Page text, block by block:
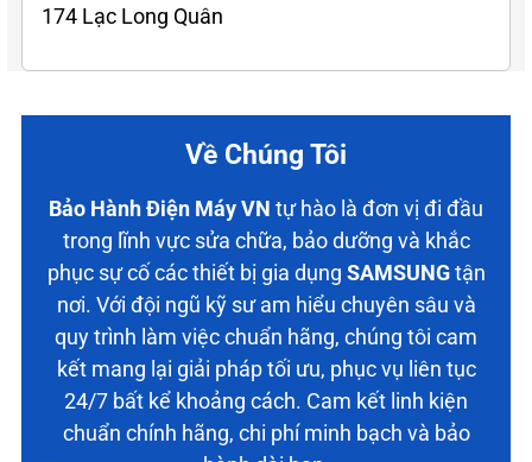
174 Lạc Long Quân
Về Chúng Tôi
Bảo Hành Điện Máy VN tự hào là đơn vị đi đầu
trong lĩnh vực sửa chữa, bảo dưỡng và khắc
phục sự cố các thiết bị gia dụng SAMSUNGtận
nơi. Với đội ngũ kỹ sư am hiểu chuyên sâu và
quy trình làm việc chuẩn hãng, chúng tôi cam
kết mang lại giải pháp tối ưu, phục vụ liên tục
24/7 bất kể khoảng cách. Cam kết linh kiện
chuẩn chính hãng, chi phí minh bạch và bảo